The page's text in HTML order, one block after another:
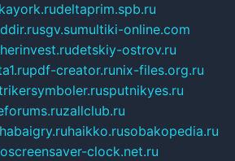
deltaprim.spb.ru
sgv.sumultiki-online.com
detskiy-ostrov.ru
pdf-creator.runix-files.org.ru
sputnikyes.ru
zallclub.ru
habaigry.ruhaikko.rusobakopedia.ru
screensaver-clock.net.ru